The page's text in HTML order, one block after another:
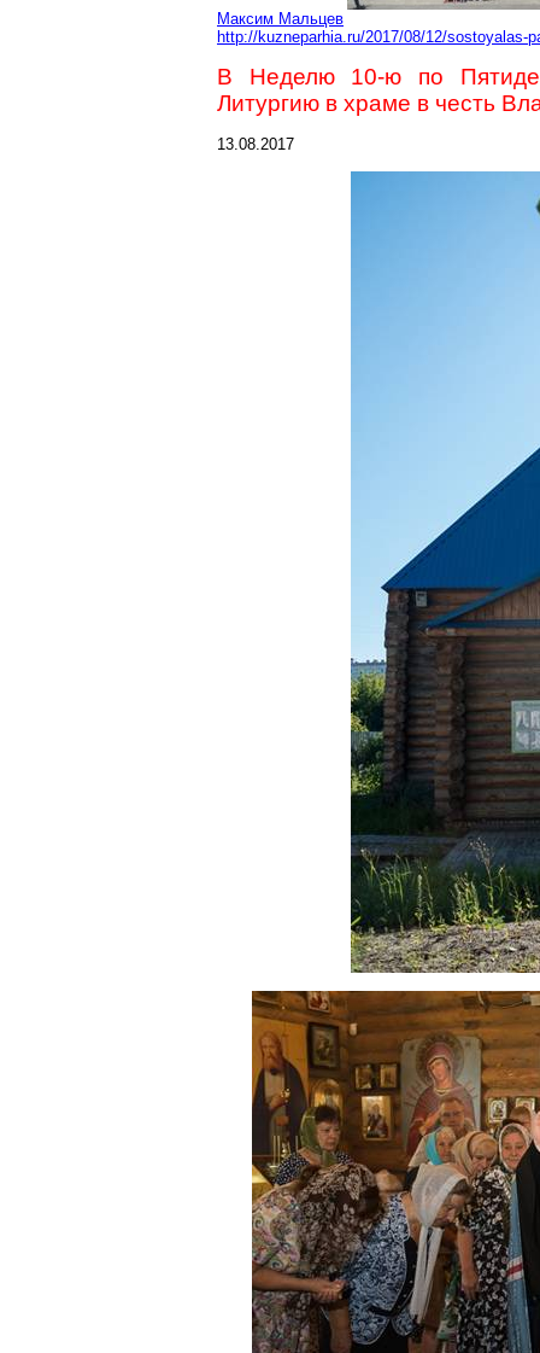
Максим Мальцев
http://kuzneparhia.ru/2017/08/12/sostoyalas-
В Неделю 10-ю по
Литургию в храме в честь
13.08.2017